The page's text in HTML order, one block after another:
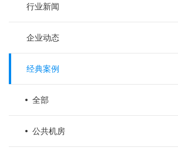
行业新闻
企业动态
经典案例
全部
公共机房